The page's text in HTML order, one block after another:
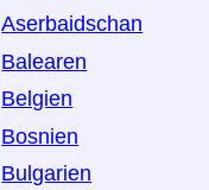
Aserbaidschan
Balearen
Belgien
Bosnien
Bulgarien